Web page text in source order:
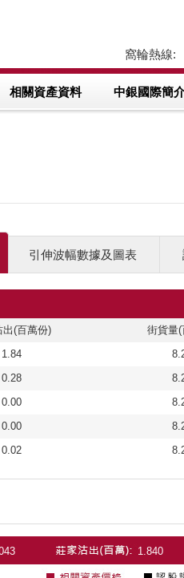
窩輪熱線:
相關資產資料 中銀國際簡
引伸波幅數據及圖表
出(百萬份) 街貨量
1.84
0.28
0.00
0.00
0.02